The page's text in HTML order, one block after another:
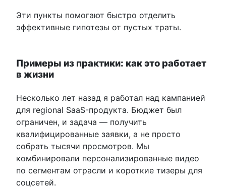
Эти пункты помогают быстро отделить
эффективные гипотезы от пустых траты.
Примеры из практики: как это работает
в жизни
Несколько лет назад я работал над кампанией
для regional SaaS-продукта. Бюджет был
ограничен, и задача — получить
квалифицированные заявки, а не просто
собрать тысячи просмотров. Мы
комбинировали персонализированные видео
по сегментам отрасли и короткие тизеры для
соцсетей.